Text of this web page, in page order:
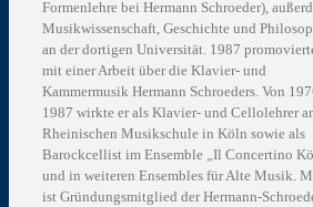
Formenlehre bei Hermann Schroeder),
Musikwissenschaft, Geschichte und
an der dortigen Universität. 1987
mit einer Arbeit über die Klavier- und
Kammermusik Hermann Schroeders. Von
1987 wirkte er als Klavier- und Cellolehrer
Rheinischen Musikschule in Köln sowie als
Barockcellist im Ensemble „Il Concertino
und in weiteren Ensembles für Alte Musik.
ist Gründungsmitglied der Hermann-